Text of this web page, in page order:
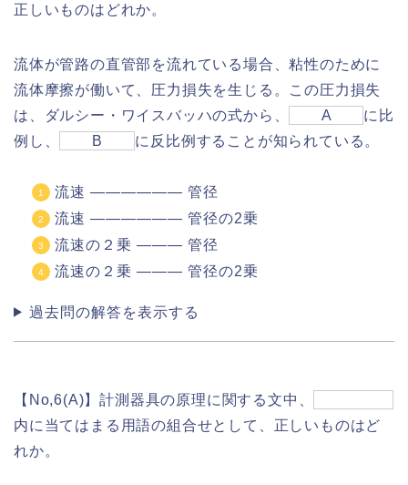
正しいものはどれか。
流体が管路の直管部を流れている場合、粘性のために
流体摩擦が働いて、圧力損失を生じる。この圧力損失
は、ダルシー・ワイスバッハの式から、
A
に比
例し、
B に反比例することが知られている。
流速 ―――――― 管径
流速 ―――――― 管径の2乗
流速の２乗 ――― 管径
流速の２乗 ――― 管径の2乗
過去問の解答を表示する
【No,6(A)】計測器具の原理に関する文中、
内に当てはまる用語の組合せとして、正しいものはど
れか。